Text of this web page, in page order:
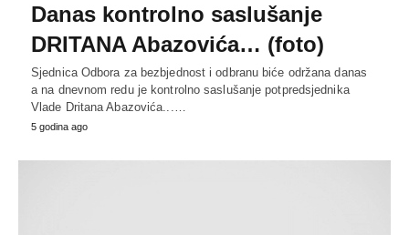
Danas kontrolno saslušanje
DRITANA Abazovića… (foto)
Sjednica Odbora za bezbjednost i odbranu biće održana danas
a na dnevnom redu je kontrolno saslušanje potpredsjednika
Vlade Dritana Abazovića...…
5 godina ago